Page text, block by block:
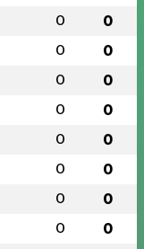
0 0
0 0
0 0
0 0
0 0
0 0
0 0
0 0